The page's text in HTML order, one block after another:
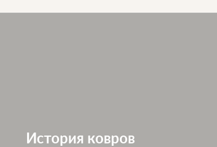
История ковров